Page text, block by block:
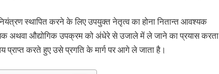
नियंत्रण स्थापित करने के लिए उपयुक्त नेतृत्व का होना नितान्त आवश्यक
अथवा औद्योगिक उपक्रम को अंधेरे से उजाले में ले जाने का प्रयास करता
प्राप्त करते हुए उसे प्रगति के मार्ग पर आगे ले जाता है।